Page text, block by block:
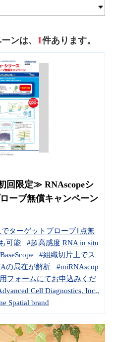
ンは、 1件あります。
回限定≫ RNAscopeシ
ーブ無償キャンペーン
ターゲットプローブ1点無
可能
#超高感度 RNA in situ
#組織切片上でス
の局在が解析
#miRNAscop
フォームにてお申込みくだ
Cell Diagnostics, Inc.,
Spatial brand